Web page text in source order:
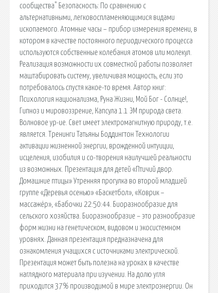
сообщества" Безопасность: По сравнению с
альтернативными, легковоспламеняющимися видами
ископаемого. Атомные часы – прибор измерения времени, в
котором в качестве постоянного периодического процесса
используются собственные колебания атомов или молекул.
Реализация возможности их совместной работы позволяет
маштабировать систему, увеличивая мощность, если это
потребовалось спустя какое-то время. Автор книг:
Психология национализма, Руна Жизни, Мой Бог - Солнце!,
Гипноз и мировоззрение, Капсула 1.1 ЭМ природа света.
Волновое ур-ие. Свет имеет электромагнитную природу, т.е.
является. Тренинги Татьяны Боддингтон Технологии
активации жизненной энергии, врожденной интуиции,
исцеления, изобилия и со-творения наилучшей реальности
из возможных. Презентация для детей «Птичий двор.
Домашние птицы» Утренняя прогулка во второй младшей
группе «Деревья осенью» «Баскетбол», «Коврик –
массажёр», «Бабочки 22:50:44. Биоразнообразие для
сельского хозяйства. Биоразнообразие – это разнообразие
форм жизни на генетическом, видовом и экосистемном
уровнях. Данная презентация предназначена для
ознакомления учащихся с источниками электрической.
Презентация может быть полезна на уроках в качестве
наглядного материала при изучении. На долю угля
приходится 37% производимой в мире электроэнергии. Он